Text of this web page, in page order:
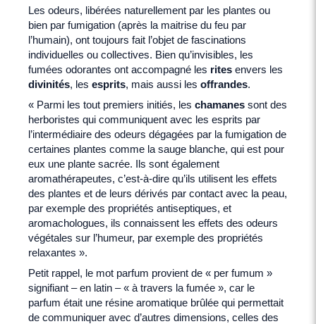
Les odeurs, libérées naturellement par les plantes ou
bien par fumigation (après la maitrise du feu par
l’humain), ont toujours fait l’objet de fascinations
individuelles ou collectives. Bien qu’invisibles, les
fumées odorantes ont accompagné les rites envers les
divinités, les esprits, mais aussi les offrandes.
« Parmi les tout premiers initiés, les chamanes sont des
herboristes qui communiquent avec les esprits par
l’intermédiaire des odeurs dégagées par la fumigation de
certaines plantes comme la sauge blanche, qui est pour
eux une plante sacrée. Ils sont également
aromathérapeutes, c’est-à-dire qu’ils utilisent les effets
des plantes et de leurs dérivés par contact avec la peau,
par exemple des propriétés antiseptiques, et
aromachologues, ils connaissent les effets des odeurs
végétales sur l’humeur, par exemple des propriétés
relaxantes ».
Petit rappel, le mot parfum provient de « per fumum »
signifiant – en latin – « à travers la fumée », car le
parfum était une résine aromatique brûlée qui permettait
de communiquer avec d’autres dimensions, celles des